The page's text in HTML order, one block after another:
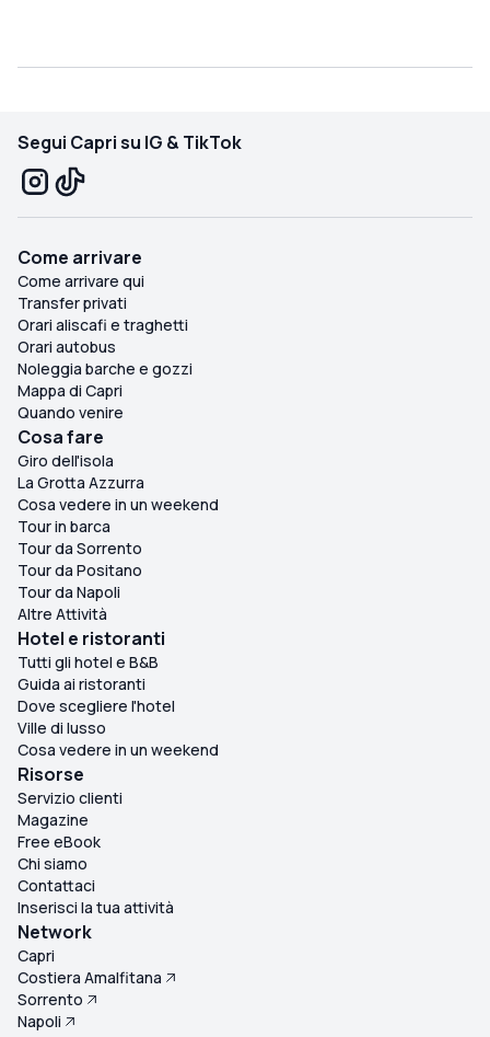
Segui Capri su IG & TikTok
Come arrivare
Come arrivare qui
Transfer privati
Orari aliscafi e traghetti
Orari autobus
Noleggia barche e gozzi
Mappa di Capri
Quando venire
Cosa fare
Giro dell'isola
La Grotta Azzurra
Cosa vedere in un weekend
Tour in barca
Tour da Sorrento
Tour da Positano
Tour da Napoli
Altre Attività
Hotel e ristoranti
Tutti gli hotel e B&B
Guida ai ristoranti
Dove scegliere l'hotel
Ville di lusso
Cosa vedere in un weekend
Risorse
Servizio clienti
Magazine
Free eBook
Chi siamo
Contattaci
Inserisci la tua attività
Network
Capri
Costiera Amalfitana
Sorrento
Napoli